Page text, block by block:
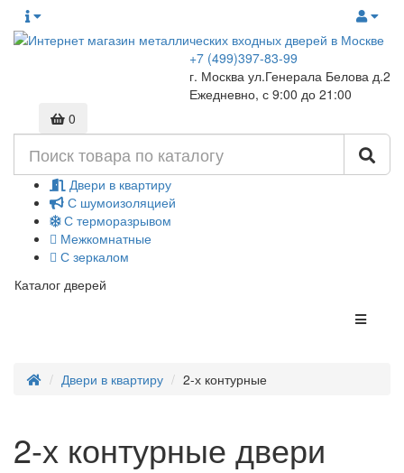
+7 (499)397-83-99
г. Москва ул.Генерала Белова д.2
Ежедневно, с 9:00 до 21:00
0
Двери в квартиру
С шумоизоляцией
С терморазрывом
Межкомнатные
С зеркалом
Каталог дверей
Двери в квартиру 2-х контурные
2-х контурные двери